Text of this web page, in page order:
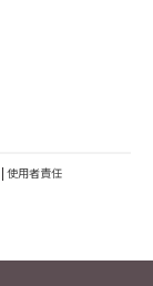
| 使用者責任